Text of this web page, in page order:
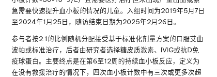
急需要快速提升血小板的情况的儿童。入组时间为2019年5月7日
至2024年1月25日，随访结束日期为2025年2月26日。
参与者按2:1的比例随机分配接受基于标准化剂量方案的口服艾曲
波帕或标准治疗，后者由研究者选择糖皮质激素、IVIG或抗D免
疫球蛋白。主要终点是在第6至12周的持续血小板反应，定义为
在没有救援治疗的情况下，四次血小板计数中有三次或更多次超